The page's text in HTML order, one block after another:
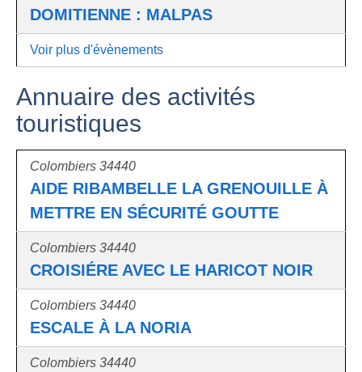
DOMITIENNE : MALPAS
Voir plus d'évènements
Annuaire des activités
touristiques
Colombiers 34440
AIDE RIBAMBELLE LA GRENOUILLE À
METTRE EN SÉCURITÉ GOUTTE
Colombiers 34440
CROISIÉRE AVEC LE HARICOT NOIR
Colombiers 34440
ESCALE À LA NORIA
Colombiers 34440